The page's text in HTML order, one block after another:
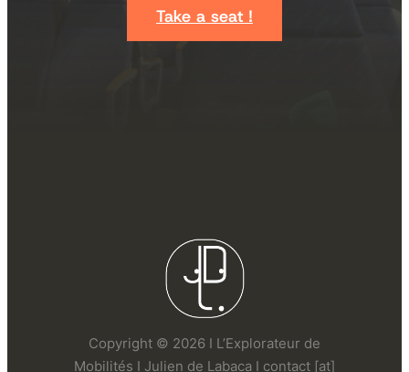
Take a seat !
Copyright © 2026 I L’Explorateur de
Mobilités I Julien de Labaca I contact [at]